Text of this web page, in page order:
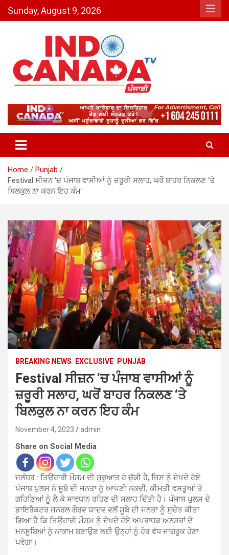
Sunday, August 9, 2026
Indo Canada TV – The Most
Active India-Canada News
Channel
Home
Punjab
Festival ਸੀਜ਼ਨ ‘ਚ ਪੰਜਾਬ ਵਾਸੀਆਂ ਨੂੰ ਜ਼ਰੂਰੀ ਸਲਾਹ, ਘਰੋਂ ਬਾਹਰ ਨਿਕਲਣ ‘ਤੇ
ਬਿਲਕੁਲ ਨਾ ਕਰਨ ਇਹ ਕੰਮ
BREAKING NEWS EXCLUSIVE PUNJAB
Festival ਸੀਜ਼ਨ ‘ਚ ਪੰਜਾਬ ਵਾਸੀਆਂ ਨੂੰ
ਜ਼ਰੂਰੀ ਸਲਾਹ, ਘਰੋਂ ਬਾਹਰ ਨਿਕਲਣ ‘ਤੇ
ਬਿਲਕੁਲ ਨਾ ਕਰਨ ਇਹ ਕੰਮ
November 4, 2023 admin
Share on Social Media
ਜਲੰਧਰ : ਤਿਉਹਾਰੀ ਮੌਸਮ ਦੀ ਸ਼ੁਰੂਆਤ ਹੋ ਚੁੱਕੀ ਹੈ, ਜਿਸ ਨੂੰ ਦੇਖਦੇ ਹੋਏ
ਪੰਜਾਬ ਪੁਲਸ ਨੇ ਸੂਬੇ ਦੀ ਜਨਤਾ ਨੂੰ ਆਪਣੀ ਨਕਦੀ, ਕੀਮਤੀ ਵਸਤੂਆਂ ਤੇ
ਗਹਿਣਿਆਂ ਨੂੰ ਲੈ ਕੇ ਸਾਵਧਾਨ ਰਹਿਣ ਦੀ ਸਲਾਹ ਦਿੱਤੀ ਹੈ। ਪੰਜਾਬ ਪੁਲਸ ਦੇ
ਡਾਇਰੈਕਟਰ ਜਨਰਲ ਗੌਰਵ ਯਾਦਵ ਵਲੋਂ ਸੂਬੇ ਦੀ ਜਨਤਾ ਨੂੰ ਸੁਚੇਤ ਕੀਤਾ
ਗਿਆ ਹੈ ਕਿ ਤਿਉਹਾਰੀ ਮੌਸਮ ਨੂੰ ਦੇਖਦੇ ਹੋਏ ਅਪਰਾਧਕ ਅਨਸਰਾਂ ਦੇ
ਮਨਸੂਬਿਆਂ ਨੂੰ ਨਾਕਾਮ ਬਣਾਉਣ ਲਈ ਉਨ੍ਹਾਂ ਨੂੰ ਹੋਰ ਵੱਧ ਜਾਗਰੂਕ ਹੋਣਾ
ਪਵੇਗਾ।